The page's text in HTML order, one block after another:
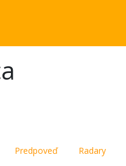
Predpoveď Radary